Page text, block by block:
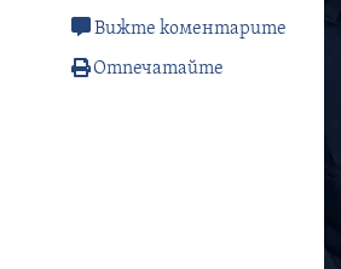
Вижте коментарите
Отпечатайте